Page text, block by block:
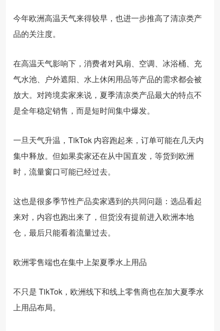
今年欧洲高温天气来得较早，也进一步推高了清凉类产
品的关注度。
在高温天气影响下，消费者对风扇、空调、冰浴桶、充
气水池、户外遮阳、水上休闲用品等产品的需求都会被
放大。对跨境卖家来说，夏季清凉类产品最大的特点不
是全年稳定销售，而是短时间集中爆发。
一旦天气升温，TikTok 内容跑起来，订单可能在几天内
集中释放。但如果卖家还在从中国直发，等货到欧洲
时，流量窗口可能已经过去。
这也是很多季节性产品卖家遇到的共同问题：选品看起
来对，内容也跑出来了，但货没有提前进入欧洲本地
仓，最后只能看着流量过去。
欧洲零售端也在集中上架夏季水上用品
不只是 TikTok，欧洲线下和线上零售商也在加大夏季水
上用品布局。